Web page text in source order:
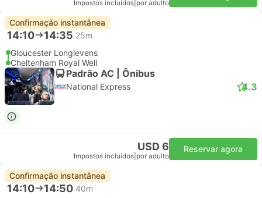
Impostos incluídos por adulto
Confirmação instantânea
14:10 14:35 25m
Gloucester Longlevens
Cheltenham Royal Well
Padrão AC | Ônibus
National Express 4.3
USD 6
Impostos incluídos por adulto
Reservar agora
Confirmação instantânea
14:10 14:50 40m